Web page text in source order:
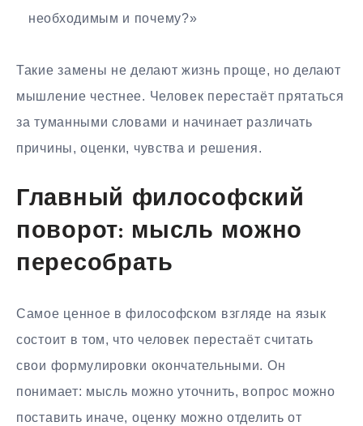
необходимым и почему?»
Такие замены не делают жизнь проще, но делают
мышление честнее. Человек перестаёт прятаться
за туманными словами и начинает различать
причины, оценки, чувства и решения.
Главный философский
поворот: мысль можно
пересобрать
Самое ценное в философском взгляде на язык
состоит в том, что человек перестаёт считать
свои формулировки окончательными. Он
понимает: мысль можно уточнить, вопрос можно
поставить иначе, оценку можно отделить от